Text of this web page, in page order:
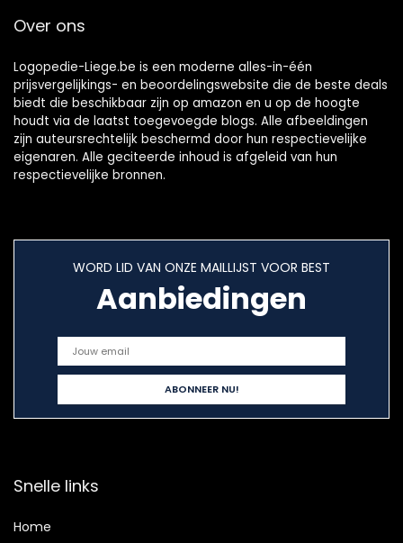
Over ons
Logopedie-Liege.be is een moderne alles-in-één
prijsvergelijkings- en beoordelingswebsite die de beste deals
biedt die beschikbaar zijn op amazon en u op de hoogte
houdt via de laatst toegevoegde blogs. Alle afbeeldingen
zijn auteursrechtelijk beschermd door hun respectievelijke
eigenaren. Alle geciteerde inhoud is afgeleid van hun
respectievelijke bronnen.
WORD LID VAN ONZE MAILLIJST VOOR BEST
Aanbiedingen
Snelle links
Home